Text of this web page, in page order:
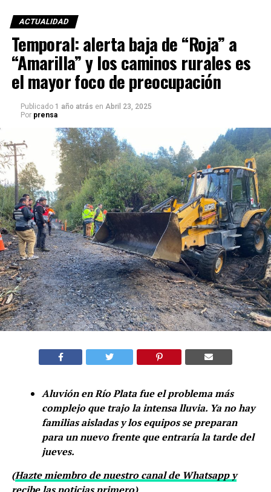
ACTUALIDAD
Temporal: alerta baja de “Roja” a
“Amarilla” y los caminos rurales es
el mayor foco de preocupación
Publicado 1 año atrás en Abril 23, 2025
Por prensa
Aluvión en Río Plata fue el problema más
complejo que trajo la intensa lluvia. Ya no hay
familias aisladas y los equipos se preparan
para un nuevo frente que entraría la tarde del
jueves.
(Hazte miembro de nuestro canal de Whatsapp y